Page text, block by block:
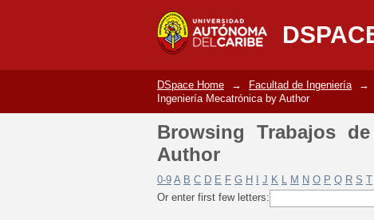
Browsing Trabajos de
DSpace Home → Facultad de Ingeniería →
Ingeniería Mecatrónica by Author
Browsing Trabajos
Author
0-9 A B C D E F G H J K L M N O P Q R S T
Or enter first few letters: